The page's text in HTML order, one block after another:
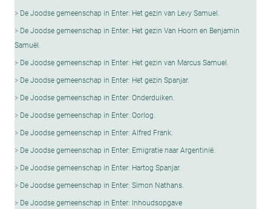
De Joodse gemeenschap in Enter: Het gezin van Levy Samuel.
De Joodse gemeenschap in Enter: Het gezin Van Hoorn en Benjamin
SamuëI.
De Joodse gemeenschap in Enter: Het gezin van Marcus Samuel.
De Joodse gemeenschap in Enter: Het gezin Spanjar.
De Joodse gemeenschap in Enter: Onderduiken.
De Joodse gemeenschap in Enter: Oorlog.
De Joodse gemeenschap in Enter: Alfred Frank.
De Joodse gemeenschap in Enter: Emigratie naar Argentinië.
De Joodse gemeenschap in Enter: Hartog Spanjar.
De Joodse gemeenschap in Enter: Simon Nathans.
De Joodse gemeenschap in Enter: Inhoudsopgave